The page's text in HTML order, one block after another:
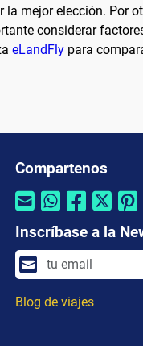
mejor elección. Por
considerar
eLandFly para
Compartenos
Inscríbase a la
Blog de viajes